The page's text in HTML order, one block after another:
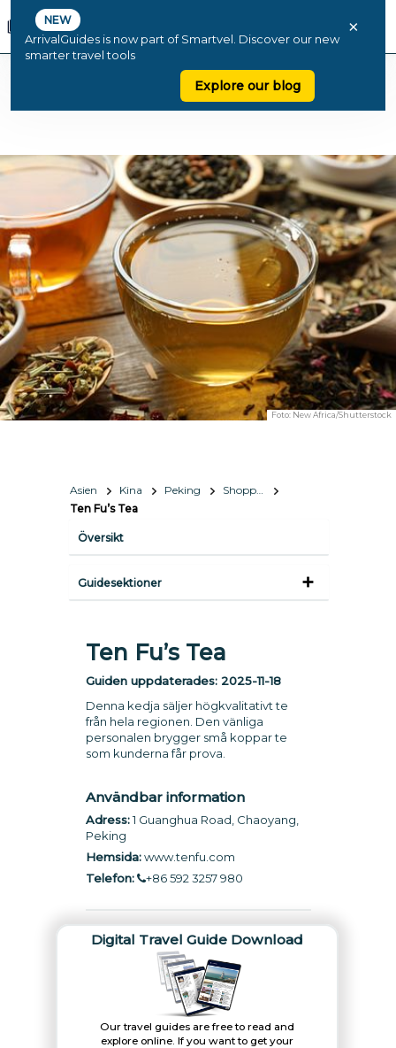
NEW
ArrivalGuides is now part of Smartvel. Discover our new
smarter travel tools
Explore our blog
×
Foto: New Africa/Shutterstock
Asien Kina Peking
Shopping
Ten Fu’s Tea
Översikt
Guidesektioner
Ten Fu’s Tea
Guiden uppdaterades: 2025-11-18
Denna kedja säljer högkvalitativt te
från hela regionen. Den vänliga
personalen brygger små koppar te
som kunderna får prova.
Användbar information
Adress:1 Guanghua Road, Chaoyang,
Peking
Hemsida: www.tenfu.com
Telefon:
+86 592 3257 980
Digital Travel Guide Download
Our travel guides are free to read and
explore online. If you want to get your